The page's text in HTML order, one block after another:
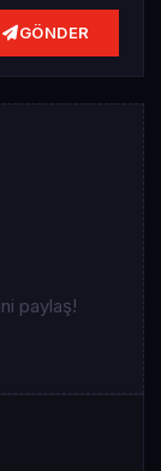
GÖNDER
paylaş!